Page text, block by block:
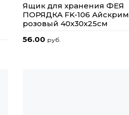
Ящик для хранения ФЕЯ
ПОРЯДКА FK-106 Айскрим
розовый 40х30х25см
56.00 руб.